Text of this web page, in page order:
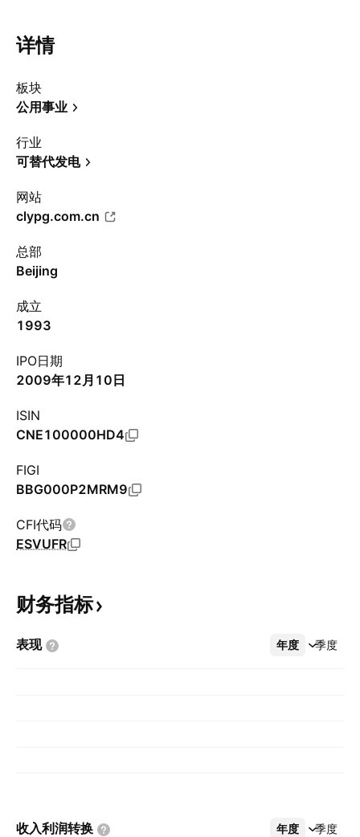
详情
板块
公用事业
行业
可替代发电
网站
clypg.com.cn
总部
Beijing
成立
1993
IPO日期
2009年12月10日
ISIN
CNE100000HD4
FIGI
BBG000P2MRM9
CFI代码
ESVUFR
财务指标
表现 年度 季度
更多
收入利润转换 年度 季度
更多